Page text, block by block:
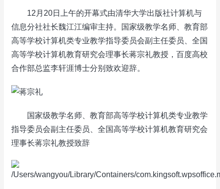
12月20日上午的开幕式由清华大学出版社计算机与
信息分社社长魏江江编审主持。国家级教学名师、教育部
高等学校计算机类专业教学指导委员会副主任委员、全国
高等学校计算机教育研究会理事长蒋宗礼教授，百度高校
合作部总监李轩涯博士分别致欢迎辞。
国家级教学名师、教育部高等学校计算机类专业教学
指导委员会副主任委员、全国高等学校计算机教育研究会
理事长蒋宗礼教授致辞